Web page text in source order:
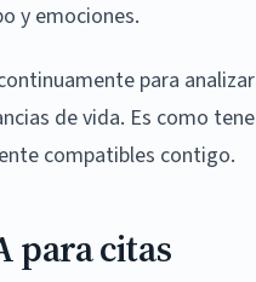
y emociones.
para
de vida. Es como
compatibles contigo.
para citas